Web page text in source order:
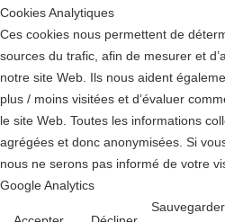
Cookies Analytiques
Ces cookies nous permettent de
sources du trafic, afin de mesurer et
notre site Web. Ils nous aident
plus / moins visitées et d’évaluer
le site Web. Toutes les informations
agrégées et donc anonymisées. Si
nous ne serons pas informé de votre
Google Analytics
Sauvegarder